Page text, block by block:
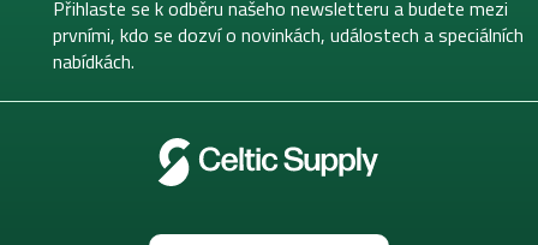
Přihlaste se k odběru našeho newsletteru a budete mezi
prvními, kdo se dozví o novinkách, událostech a speciálních
nabídkách.